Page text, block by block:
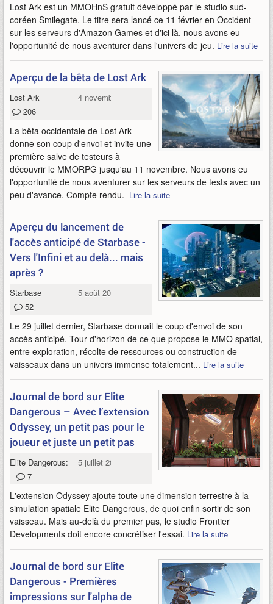
Lost Ark est un MMOHnS gratuit développé par le studio sud-
coréen Smilegate. Le titre sera lancé ce 11 février en Occident
sur les serveurs d'Amazon Games et d'ici là, nous avons eu
l'opportunité de nous aventurer dans l'univers de jeu. Lire la suite
Aperçu de la bêta de Lost Ark
Lost Ark
4 novembre 2021
206
La bêta occidentale de Lost Ark
donne son coup d'envoi et invite une
première salve de testeurs à
découvrir le MMORPG jusqu'au 11 novembre. Nous avons eu
l'opportunité de nous aventurer sur les serveurs de tests avec un
peu d'avance. Compte rendu. Lire la suite
Aperçu du lancement de
l'accès anticipé de Starbase -
Vers l'Infini et au delà... mais
après ?
Starbase
5 août 2021
52
Le 29 juillet dernier, Starbase donnait le coup d'envoi de son
accès anticipé. Tour d'horizon de ce que propose le MMO spatial,
entre exploration, récolte de ressources ou construction de
vaisseaux dans un univers immense totalement... Lire la suite
Journal de bord sur Elite
Dangerous – Avec l’extension
Odyssey, un petit pas pour le
joueur et juste un petit pas
Elite Dangerous: Odyssey
5 juillet 2021
7
L'extension Odyssey ajoute toute une dimension terrestre à la
simulation spatiale Elite Dangerous, de quoi enfin sortir de son
vaisseau. Mais au-delà du premier pas, le studio Frontier
Developments doit encore concrétiser l'essai. Lire la suite
Journal de bord sur Elite
Dangerous - Premières
impressions sur l'alpha de